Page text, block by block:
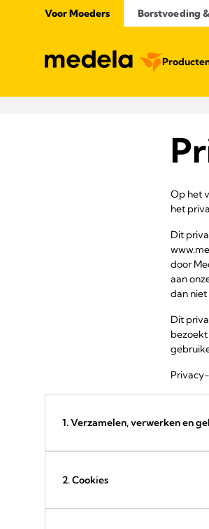
Voor Moeders Borstvoeding
Op het
het
Dit
door
aan
dan
Dit
1. Verzamelen, verwerken en
2. Cookies